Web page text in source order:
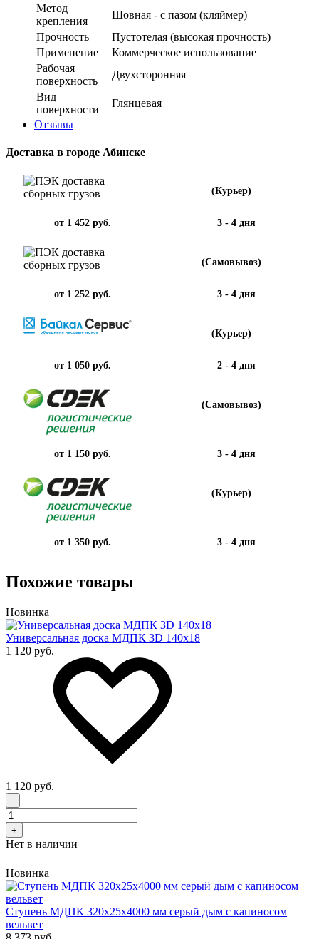
Метод
крепления
Шовная - с пазом (кляймер)
Прочность
Пустотелая (высокая прочность)
Применение
Коммерческое использование
Рабочая
поверхность
Двухсторонняя
Вид
поверхности
Глянцевая
Отзывы
Доставка в городе Абинске
(Курьер)
от 1 452 руб. 3 - 4 дня
(Самовывоз)
от 1 252 руб. 3 - 4 дня
(Курьер)
от 1 050 руб. 2 - 4 дня
(Самовывоз)
от 1 150 руб. 3 - 4 дня
(Курьер)
от 1 350 руб. 3 - 4 дня
Похожие товары
Новинка
Универсальная доска МДПК 3D 140x18
1 120 руб.
1 120 руб.
-
+
Нет в наличии
Новинка
Cтупень МДПК 320х25х4000 мм серый дым с капиносом
вельвет